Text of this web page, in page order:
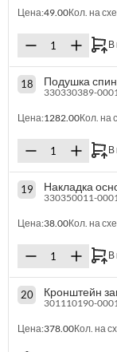
Цена:49.00Кол. на
В
18 Подушка
330330389-
Цена:1282.00Кол. на
В
19 Накладка
330350011-
Цена:38.00Кол. на
В
20 Кронштейн
301110190-
Цена:378.00Кол. на